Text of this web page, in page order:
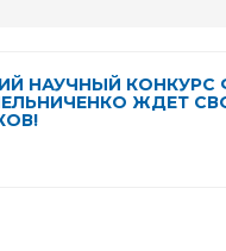
НАУЧНЫЙ
ЖДЕТ